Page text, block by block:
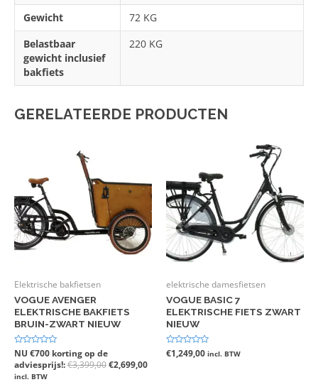
Gewicht
72 KG
Belastbaar
gewicht inclusief
bakfiets
220 KG
GERELATEERDE PRODUCTEN
Elektrische bakfietsen
VOGUE AVENGER
ELEKTRISCHE BAKFIETS
BRUIN-ZWART NIEUW
Gewaardeerd
0
uit
5
NU €700 korting op de
adviesprijs!:€3,399,00€2,699,00
incl. BTW
elektrische damesfietsen
VOGUE BASIC 7
ELEKTRISCHE FIETS ZWART
NIEUW
Gewaardeerd
0
€1,249,00 incl. BTW